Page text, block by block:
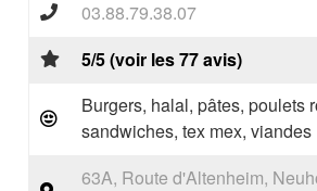
03.88.79.38.07
5/5 (voir les 77 avis)
Burgers, halal, pâtes, poulets
sandwiches, tex mex, viandes
63A, Route d'Altenheim,